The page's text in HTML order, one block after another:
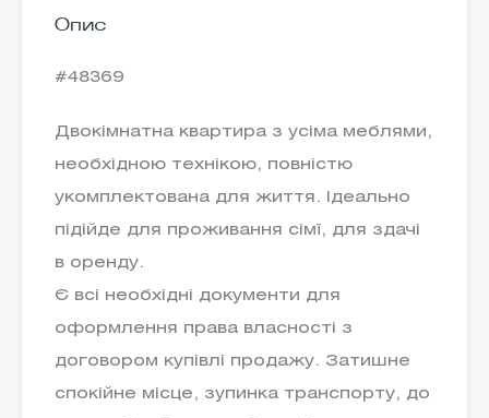
Опис
#48369
Двокімнатна квартира з усіма меблями,
необхідною технікою, повністю
укомплектована для життя. Ідеально
підійде для проживання сімї, для здачі
в оренду.
Є всі необхідні документи для
оформлення права власності з
договором купівлі продажу. Затишне
спокійне місце, зупинка транспорту, до